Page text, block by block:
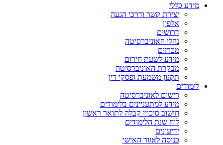
מידע כללי
יצירת קשר ודרכי הגעה
אלפון
דרושים
נהלי האוניברסיטה
מכרזים
מידע לשעת חירום
מבקרת האוניברסיטה
תקנון משמעת ופסקי דין
לימודים
רישום לאוניברסיטה
מידע למתעניינים בלימודים
חישוב סיכויי קבלה לתואר ראשון
לוח שנת הלימודים
ידיעונים
כניסה לאזור האישי